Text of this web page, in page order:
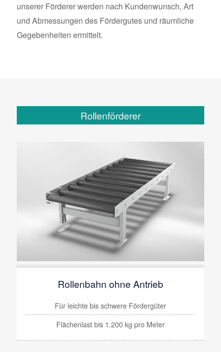
unserer Förderer werden nach Kundenwunsch, Art
und Abmessungen des Fördergutes und räumliche
Gegebenheiten ermittelt.
Rollenförderer
Rollenbahn ohne Antrieb
Für leichtebisschwereFördergüter
Flächenlastbis 1.200 kg pro Meter